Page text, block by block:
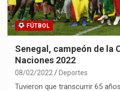
FÚTBOL
Senegal, campeón de la
Naciones 2022
08/02/2022 Deportes
Tuvieron que transcurrir 65